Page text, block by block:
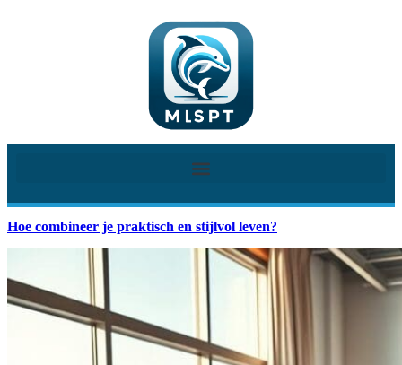
Hoe combineer je praktisch en stijlvol leven?